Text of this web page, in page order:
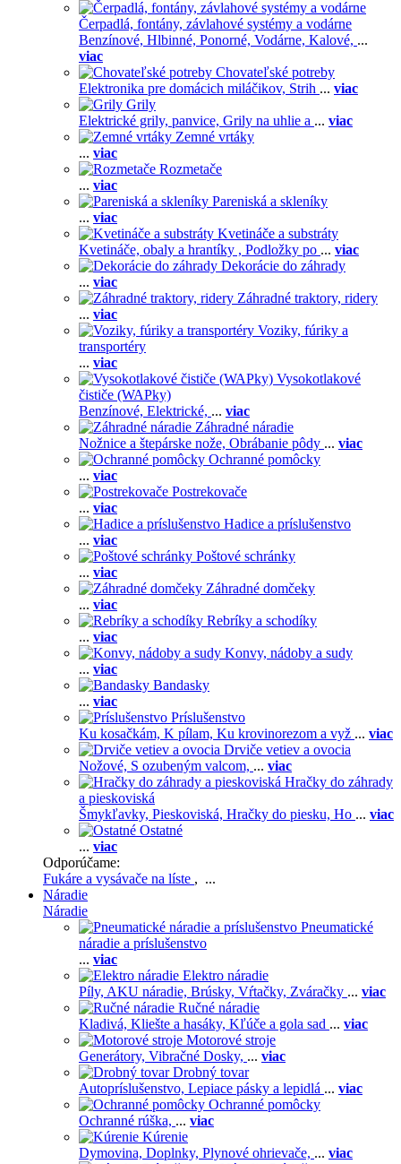
Čerpadlá, fontány, závlahové systémy a vodárne
Benzínové, Hlbinné, Ponorné, Vodárne, Kalové, ...
viac
Chovateľské potreby
Elektronika pre domácich miláčikov, Strih ... viac
Grily
Elektrické grily, panvice, Grily na uhlie a ... viac
Zemné vrtáky
... viac
Rozmetače
... viac
Pareniská a skleníky
... viac
Kvetináče a substráty
Kvetináče, obaly a hrantíky , Podložky po ... viac
Dekorácie do záhrady
... viac
Záhradné traktory, ridery
... viac
Voziky, fúriky a
transportéry
... viac
Vysokotlakové
čističe (WAPky)
Benzínové, Elektrické, ... viac
Záhradné náradie
Nožnice a štepárske nože, Obrábanie pôdy ... viac
Ochranné pomôcky
... viac
Postrekovače
... viac
Hadice a príslušenstvo
... viac
Poštové schránky
... viac
Záhradné domčeky
... viac
Rebríky a schodíky
... viac
Konvy, nádoby a sudy
... viac
Bandasky
... viac
Príslušenstvo
Ku kosačkám, K pílam, Ku krovinorezom a vyž ... viac
Drviče vetiev a ovocia
Nožové, S ozubeným valcom, ... viac
Hračky do záhrady
a pieskoviská
Šmykľavky, Pieskoviská, Hračky do piesku, Ho ... viac
Ostatné
... viac
Odporúčame:
Fukáre a vysávače na líste , ...
Náradie
Náradie
Pneumatické
náradie a príslušenstvo
... viac
Elektro náradie
Píly, AKU náradie, Brúsky, Vŕtačky, Zváračky ... viac
Ručné náradie
Kladivá, Kliešte a hasáky, Kľúče a gola sad ... viac
Motorové stroje
Generátory, Vibračné Dosky, ... viac
Drobný tovar
Autopríslušenstvo, Lepiace pásky a lepidlá ... viac
Ochranné pomôcky
Ochranné rúška, ... viac
Kúrenie
Dymovina, Doplnky, Plynové ohrievače, ... viac